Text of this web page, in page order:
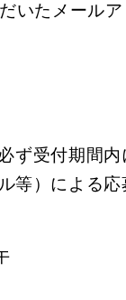
いたメール
受付期間
）による